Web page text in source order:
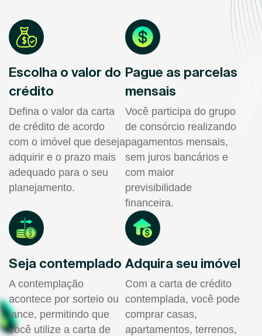
Escolha o valor do
crédito
Defina o valor da carta
de crédito de acordo
com o imóvel que deseja
adquirir e o prazo mais
adequado para o seu
planejamento.
Pague as parcelas
mensais
Você participa do grupo
de consórcio realizando
pagamentos mensais,
sem juros bancários e
com maior
previsibilidade
financeira.
Seja contemplado
A contemplação
acontece por sorteio ou
lance, permitindo que
você utilize a carta de
Adquira seu imóvel
Com a carta de crédito
contemplada, você pode
comprar casas,
apartamentos, terrenos,